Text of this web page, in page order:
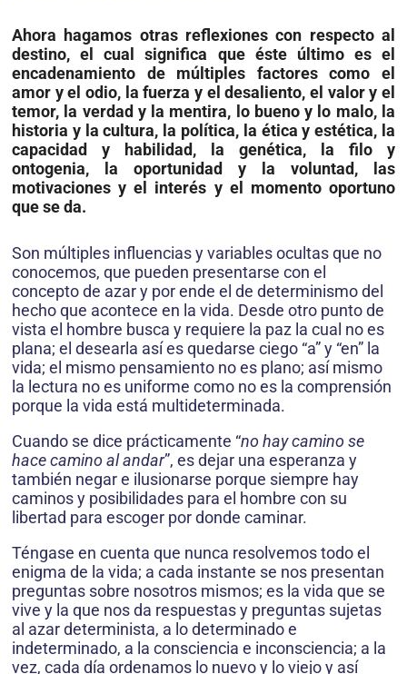
Ahora hagamos otras reflexiones con respecto al
destino, el cual significa que éste úl­timo es el
encadenamiento de múltiples factores como el
amor y el odio, la fuerza y el des­aliento, el valor y el
temor, la verdad y la mentira, lo bueno y lo malo, la
historia y la cultura, la política, la ética y estética, la
capacidad y habilidad, la genética, la filo y
ontogenia, la oportunidad y la voluntad, las
motivaciones y el interés y el momento oportuno
que se da.
Son múltiples influencias y variables ocultas que no
conocemos, que pueden presentarse con el
concepto de azar y por ende el de determinismo del
hecho que acontece en la vida. Desde otro punto de
vista el hombre busca y requiere la paz la cual no es
plana; el desearla así es quedarse ciego “a” y “en” la
vida; el mismo pensamiento no es plano; así mismo
la lec­tura no es uniforme como no es la comprensión
porque la vida está multideterminada.
Cuando se dice prácticamente “no hay camino se
hace camino al andar”, es dejar una esperanza y
también negar e ilusionarse porque siempre hay
caminos y posibilidades para el hombre con su
libertad para escoger por donde caminar.
Téngase en cuenta que nunca resolvemos todo el
enigma de la vida; a cada instante se nos presentan
preguntas sobre nosotros mismos; es la vida que se
vive y la que nos da respuestas y preguntas sujetas
al azar determinista, a lo de­terminado e
indeterminado, a la consciencia e inconsciencia; a la
vez, cada día ordenamos lo nuevo y lo viejo y así